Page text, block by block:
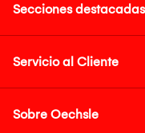
Secciones destacadas
Servicio al Cliente
Sobre Oechsle